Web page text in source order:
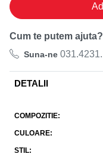
Cum te putem ajuta?
Suna-ne
DETALII
COMPOZITIE
CULOARE
STIL